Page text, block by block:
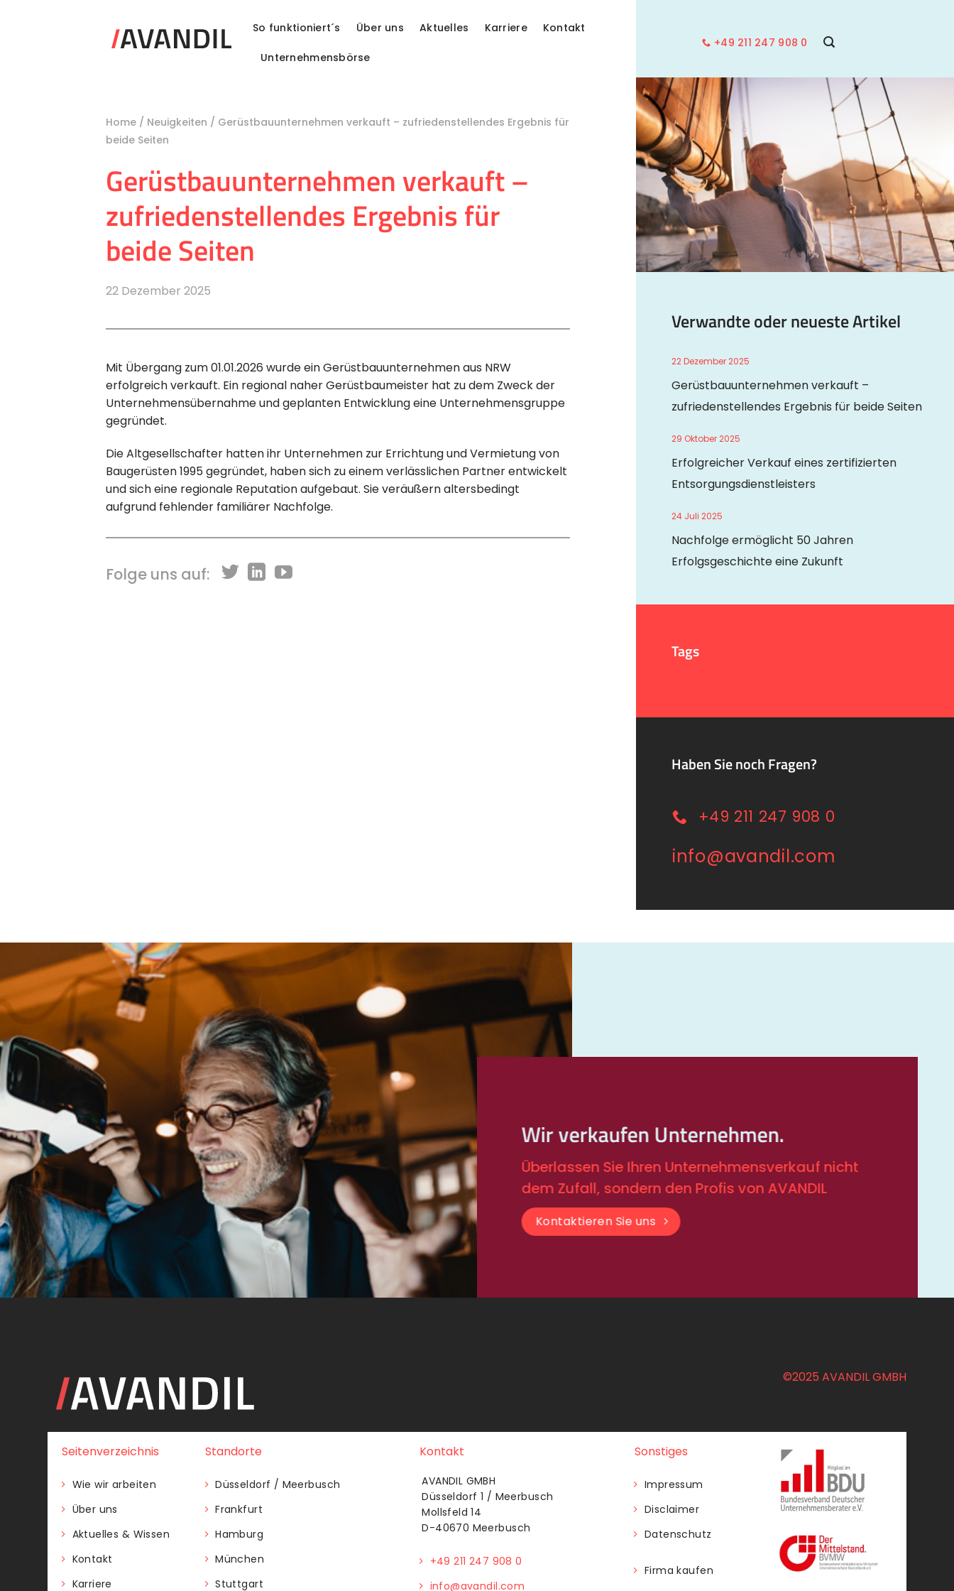
So funktioniert´s Über uns Aktuelles Karriere Kontakt
Unternehmensbörse
+49 211 247 908 0
Home / Neuigkeiten / Gerüstbauunternehmen verkauft – zufriedenstellendes Ergebnis für
beide Seiten
Gerüstbauunternehmen verkauft –
zufriedenstellendes Ergebnis für
beide Seiten
22 Dezember 2025
Mit Übergang zum 01.01.2026 wurde ein Gerüstbauunternehmen aus NRW
erfolgreich verkauft. Ein regional naher Gerüstbaumeister hat zu dem Zweck der
Unternehmensübernahme und geplanten Entwicklung eine Unternehmensgruppe
gegründet.
Die Altgesellschafter hatten ihr Unternehmen zur Errichtung und Vermietung von
Baugerüsten 1995 gegründet, haben sich zu einem verlässlichen Partner entwickelt
und sich eine regionale Reputation aufgebaut. Sie veräußern altersbedingt
aufgrund fehlender familiärer Nachfolge.
Folge uns auf:
Verwandte oder neueste Artikel
22 Dezember 2025
Gerüstbauunternehmen verkauft –
zufriedenstellendes Ergebnis für beide Seiten
29 Oktober 2025
Erfolgreicher Verkauf eines zertifizierten
Entsorgungsdienstleisters
24 Juli 2025
Nachfolge ermöglicht 50 Jahren
Erfolgsgeschichte eine Zukunft
Tags
Haben Sie noch Fragen?
+49 211 247 908 0
info@avandil.com
Wir verkaufen Unternehmen.
Überlassen Sie Ihren Unternehmensverkauf nicht
dem Zufall, sondern den Profis von AVANDIL
Kontaktieren Sie uns
©2025 AVANDIL GMBH
Seitenverzeichnis
Wie wir arbeiten
Über uns
Aktuelles & Wissen
Kontakt
Karriere
Standorte
Düsseldorf / Meerbusch
Frankfurt
Hamburg
München
Stuttgart
Kontakt
AVANDIL GMBH
Düsseldorf 1 / Meerbusch
Mollsfeld 14
D-40670 Meerbusch
+49 211 247 908 0
info@avandil.com
Sonstiges
Impressum
Disclaimer
Datenschutz
Firma kaufen